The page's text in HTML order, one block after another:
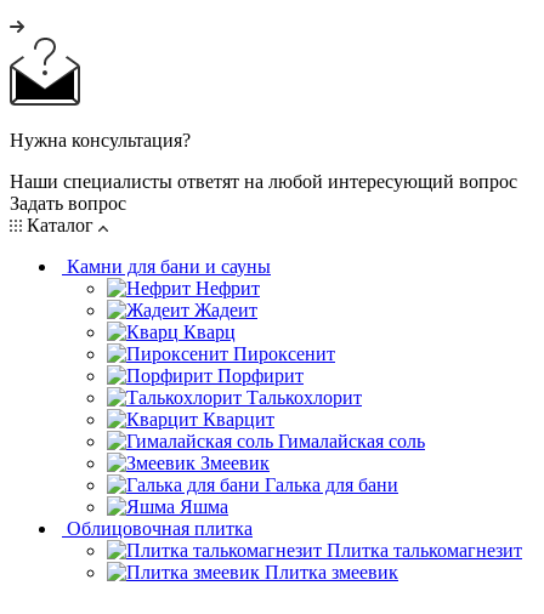
Нужна консультация?
Наши специалисты ответят на любой интересующий вопрос
Задать вопрос
Каталог
Камни для бани и сауны
Нефрит
Жадеит
Кварц
Пироксенит
Порфирит
Талькохлорит
Кварцит
Гималайская соль
Змеевик
Галька для бани
Яшма
Облицовочная плитка
Плитка талькомагнезит
Плитка змеевик